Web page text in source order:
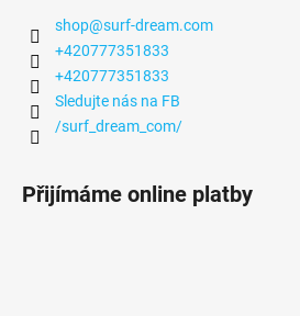
shop@surf-dream.com
+420777351833
+420777351833
Sledujte nás na FB
/surf_dream_com/
Přijímáme online platby